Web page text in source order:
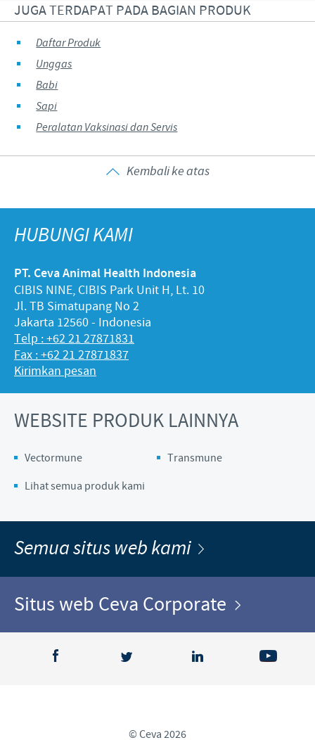
JUGA TERDAPAT PADA BAGIAN PRODUK
Daftar Produk
Unggas
Babi
Sapi
Peralatan Vaksinasi dan Servis
Kembali ke atas
HUBUNGI KAMI
PT. Ceva Animal Health Indonesia
CIBIS NINE, CIBIS Park Unit H, Lt. 10
Jl. TB Simatupang No 2
Jakarta 12560 - Indonesia
Telp : +62 21 27871831
Fax : +62 21 27871837
Kirimkan pesan
WEBSITE PRODUK LAINNYA
Vectormune
Transmune
Lihat semua produk kami
Semua situs web kami
Situs web Ceva Corporate
© Ceva 2026